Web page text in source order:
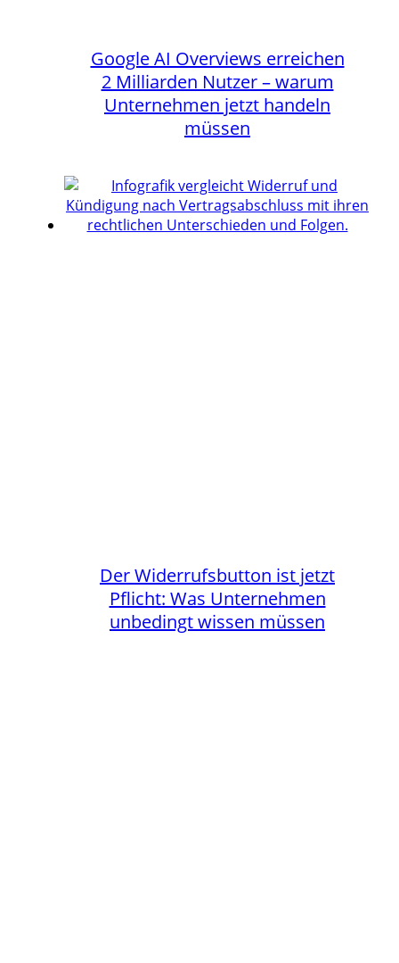
Google AI Overviews erreichen
2 Milliarden Nutzer – warum
Unternehmen jetzt handeln
müssen
Der Widerrufsbutton ist jetzt
Pflicht: Was Unternehmen
unbedingt wissen müssen